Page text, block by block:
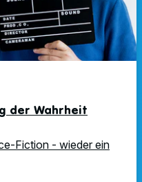
der Wahrheit
Fiction - wieder ein